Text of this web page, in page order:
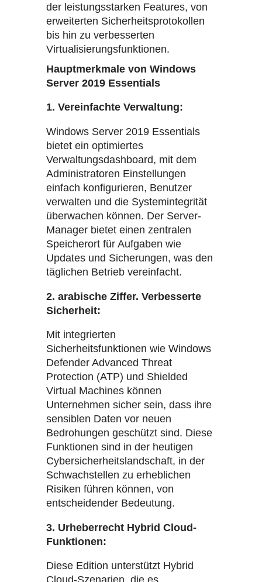
der leistungsstarken Features, von
erweiterten Sicherheitsprotokollen
bis hin zu verbesserten
Virtualisierungsfunktionen.
Hauptmerkmale von Windows
Server 2019 Essentials
1. Vereinfachte Verwaltung:
Windows Server 2019 Essentials
bietet ein optimiertes
Verwaltungsdashboard, mit dem
Administratoren Einstellungen
einfach konfigurieren, Benutzer
verwalten und die Systemintegrität
überwachen können. Der Server-
Manager bietet einen zentralen
Speicherort für Aufgaben wie
Updates und Sicherungen, was den
täglichen Betrieb vereinfacht.
2. arabische Ziffer. Verbesserte
Sicherheit:
Mit integrierten
Sicherheitsfunktionen wie Windows
Defender Advanced Threat
Protection (ATP) und Shielded
Virtual Machines können
Unternehmen sicher sein, dass ihre
sensiblen Daten vor neuen
Bedrohungen geschützt sind. Diese
Funktionen sind in der heutigen
Cybersicherheitslandschaft, in der
Schwachstellen zu erheblichen
Risiken führen können, von
entscheidender Bedeutung.
3. Urheberrecht Hybrid Cloud-
Funktionen:
Diese Edition unterstützt Hybrid